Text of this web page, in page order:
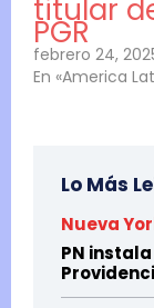
titular
PGR
febrero 24,
En «America
Lo Más
Nueva
PN